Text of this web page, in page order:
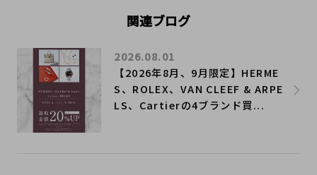
関連ブログ
【2026年8月、9月限定】HERME
S、ROLEX、VAN CLEEF & ARPE
LS、Cartierの4ブランド買...
2026.08.01